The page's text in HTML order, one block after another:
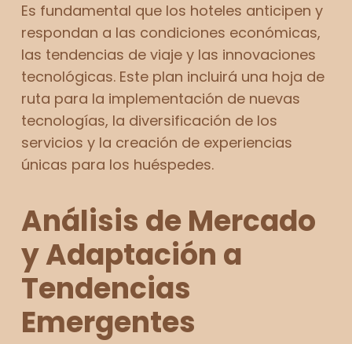
Es fundamental que los hoteles anticipen y
respondan a las condiciones económicas,
las tendencias de viaje y las innovaciones
tecnológicas. Este plan incluirá una hoja de
ruta para la implementación de nuevas
tecnologías, la diversificación de los
servicios y la creación de experiencias
únicas para los huéspedes.
Análisis de Mercado
y Adaptación a
Tendencias
Emergentes